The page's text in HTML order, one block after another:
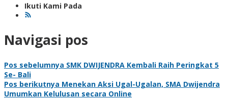
Ikuti Kami Pada
Navigasi pos
Pos sebelumnya SMK DWIJENDRA Kembali Raih Peringkat 5
Se- Bali
Pos berikutnya Menekan Aksi Ugal-Ugalan, SMA Dwijendra
Umumkan Kelulusan secara Online